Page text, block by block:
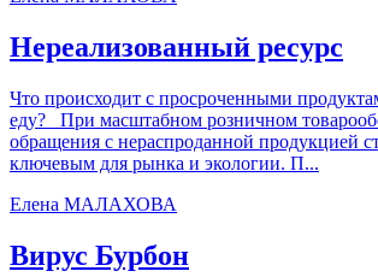
Нереализованный ресурс
Что происходит с просроченными
еду? При масштабном розничном
обращения с нераспроданной продукцией
ключевым для рынка и экологии. П...
Елена МАЛАХОВА
Вирус Бурбон